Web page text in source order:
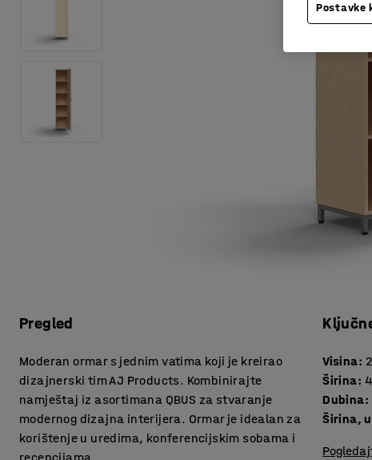
Pregled
Moderan ormar s jednim vatima koji je kreirao
dizajnerski tim AJ Products. Kombinirajte
namještaj iz asortimana QBUS za stvaranje
modernog dizajna interijera. Ormar je idealan za
korištenje u uredima, konferencijskim sobama i
recepcijama.
Visina:
Širina:
Dubina:
Širina,
Postavke